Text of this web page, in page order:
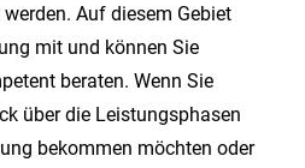
Auf diesem Gebiet
mit und können Sie
beraten. Wenn Sie
über die Leistungsphasen
bekommen möchten oder